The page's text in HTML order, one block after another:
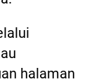
halaman